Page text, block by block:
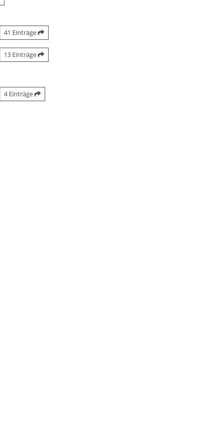
41 Einträge
13 Einträge
4 Einträge